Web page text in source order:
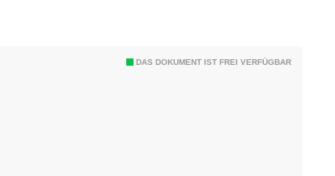
DAS DOKUMENT IST FREI VERFÜGBAR